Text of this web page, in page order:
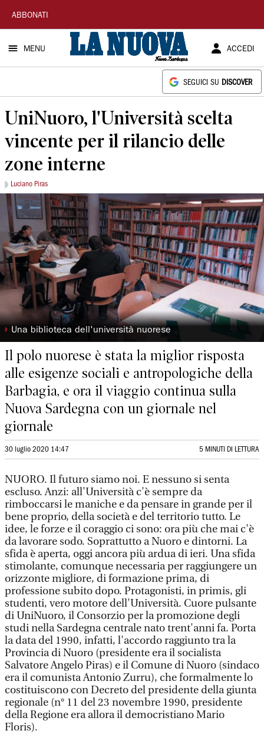
La
Nuova
Sardegna
ABBONATI
MENU ACCEDI
SEGUICI SU DISCOVER
UniNuoro, l'Università scelta
vincente per il rilancio delle
zone interne
Luciano Piras
◗ Una biblioteca dell'università nuorese
Il polo nuorese è stata la miglior risposta
alle esigenze sociali e antropologiche della
Barbagia, e ora il viaggio continua sulla
Nuova Sardegna con un giornale nel
giornale
30 luglio 2020 14:47 5 MINUTI DI LETTURA
NUORO. Il futuro siamo noi. E nessuno si senta
escluso. Anzi: all'Università c'è sempre da
rimboccarsi le maniche e da pensare in grande per il
bene proprio, della società e del territorio tutto. Le
idee, le forze e il coraggio ci sono: ora più che mai c'è
da lavorare sodo. Soprattutto a Nuoro e dintorni. La
sfida è aperta, oggi ancora più ardua di ieri. Una sfida
stimolante, comunque necessaria per raggiungere un
orizzonte migliore, di formazione prima, di
professione subito dopo. Protagonisti, in primis, gli
studenti, vero motore dell'Università. Cuore pulsante
di UniNuoro, il Consorzio per la promozione degli
studi nella Sardegna centrale nato trent'anni fa. Porta
la data del 1990, infatti, l'accordo raggiunto tra la
Provincia di Nuoro (presidente era il socialista
Salvatore Angelo Piras) e il Comune di Nuoro (sindaco
era il comunista Antonio Zurru), che formalmente lo
costituiscono con Decreto del presidente della giunta
regionale (n° 11 del 23 novembre 1990, presidente
della Regione era allora il democristiano Mario
Floris).